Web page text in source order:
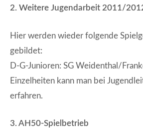
2. Weitere Jugendarbeit 2011/
Hier werden wieder folgende
gebildet:
D-G-Junioren: SG Weidenthal/
Einzelheiten kann man bei
erfahren.
3. AH50-Spielbetrieb